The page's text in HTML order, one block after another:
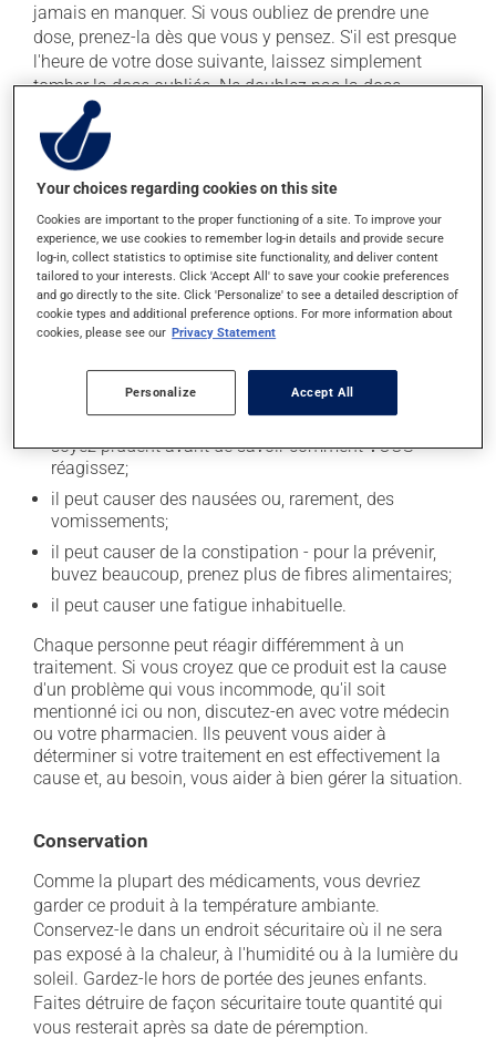
jamais en manquer. Si vous oubliez de prendre une
dose, prenez-la dès que vous y pensez. S'il est presque
l'heure de votre dose suivante, laissez simplement
tomber la dose oubliée. Ne doublez pas la dose
suivante pour tenter de vous rattraper.
Ce médicament peut être pris avec ou sans nourriture,
sans égard aux repas ou aux collations.
Effets indésirables
En plus de ses effets recherchés, ce produit peut à
l'occasion entraîner certains effets indésirables (effets
secondaires), notamment :
il peut causer des étourdissements - levez-vous
lentement;
il peut parfois endormir ou empêcher de dormir! -
soyez prudent avant de savoir comment VOUS
réagissez;
il peut causer des nausées ou, rarement, des
vomissements;
il peut causer de la constipation - pour la prévenir,
buvez beaucoup, prenez plus de fibres alimentaires;
il peut causer une fatigue inhabituelle.
Chaque personne peut réagir différemment à un
traitement. Si vous croyez que ce produit est la cause
d'un problème qui vous incommode, qu'il soit
mentionné ici ou non, discutez-en avec votre médecin
ou votre pharmacien. Ils peuvent vous aider à
déterminer si votre traitement en est effectivement la
cause et, au besoin, vous aider à bien gérer la situation.
Conservation
Comme la plupart des médicaments, vous devriez
garder ce produit à la température ambiante.
Conservez-le dans un endroit sécuritaire où il ne sera
pas exposé à la chaleur, à l'humidité ou à la lumière du
soleil. Gardez-le hors de portée des jeunes enfants.
Faites détruire de façon sécuritaire toute quantité qui
vous resterait après sa date de péremption.
Your choices regarding cookies on this site
Cookies are important to the proper functioning of a site. To improve your
experience, we use cookies to remember log-in details and provide secure
log-in, collect statistics to optimise site functionality, and deliver content
tailored to your interests. Click 'Accept All' to save your cookie preferences
and go directly to the site. Click 'Personalize' to see a detailed description of
cookie types and additional preference options. For more information about
cookies, please see our Privacy Statement
Personalize Accept All